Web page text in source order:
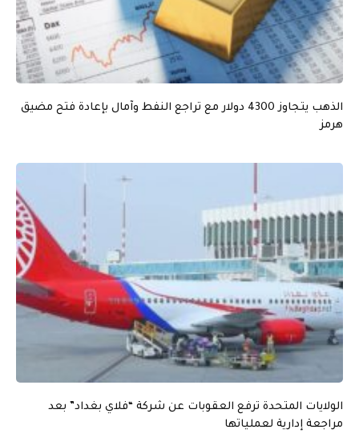
الذهب يتجاوز 4300 دولار مع تراجع النفط وآمال بإعادة فتح مضيق
هرمز
الولايات المتحدة ترفع العقوبات عن شركة “فلاي بغداد” بعد
مراجعة إدارية لعملياتها